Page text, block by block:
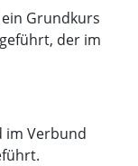
Grundkurs
der im
im Verbund